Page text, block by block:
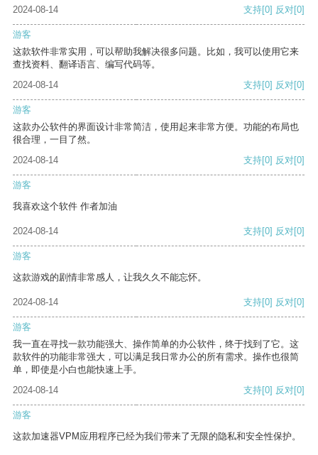
2024-08-14 支持[0] 反对[0]
游客
这款软件非常实用，可以帮助我解决很多问题。比如，我可以使用它来
查找资料、翻译语言、编写代码等。
2024-08-14
支持[0] 反对[0]
游客
这款办公软件的界面设计非常简洁，使用起来非常方便。功能的布局也
很合理，一目了然。
2024-08-14
支持[0] 反对[0]
游客
我喜欢这个软件 作者加油
2024-08-14 支持[0] 反对[0]
游客
这款游戏的剧情非常感人，让我久久不能忘怀。
2024-08-14 支持[0] 反对[0]
游客
我一直在寻找一款功能强大、操作简单的办公软件，终于找到了它。这
款软件的功能非常强大，可以满足我日常办公的所有需求。操作也很简
单，即使是小白也能快速上手。
2024-08-14
支持[0] 反对[0]
游客
这款加速器VPM应用程序已经为我们带来了无限的隐私和安全性保护。